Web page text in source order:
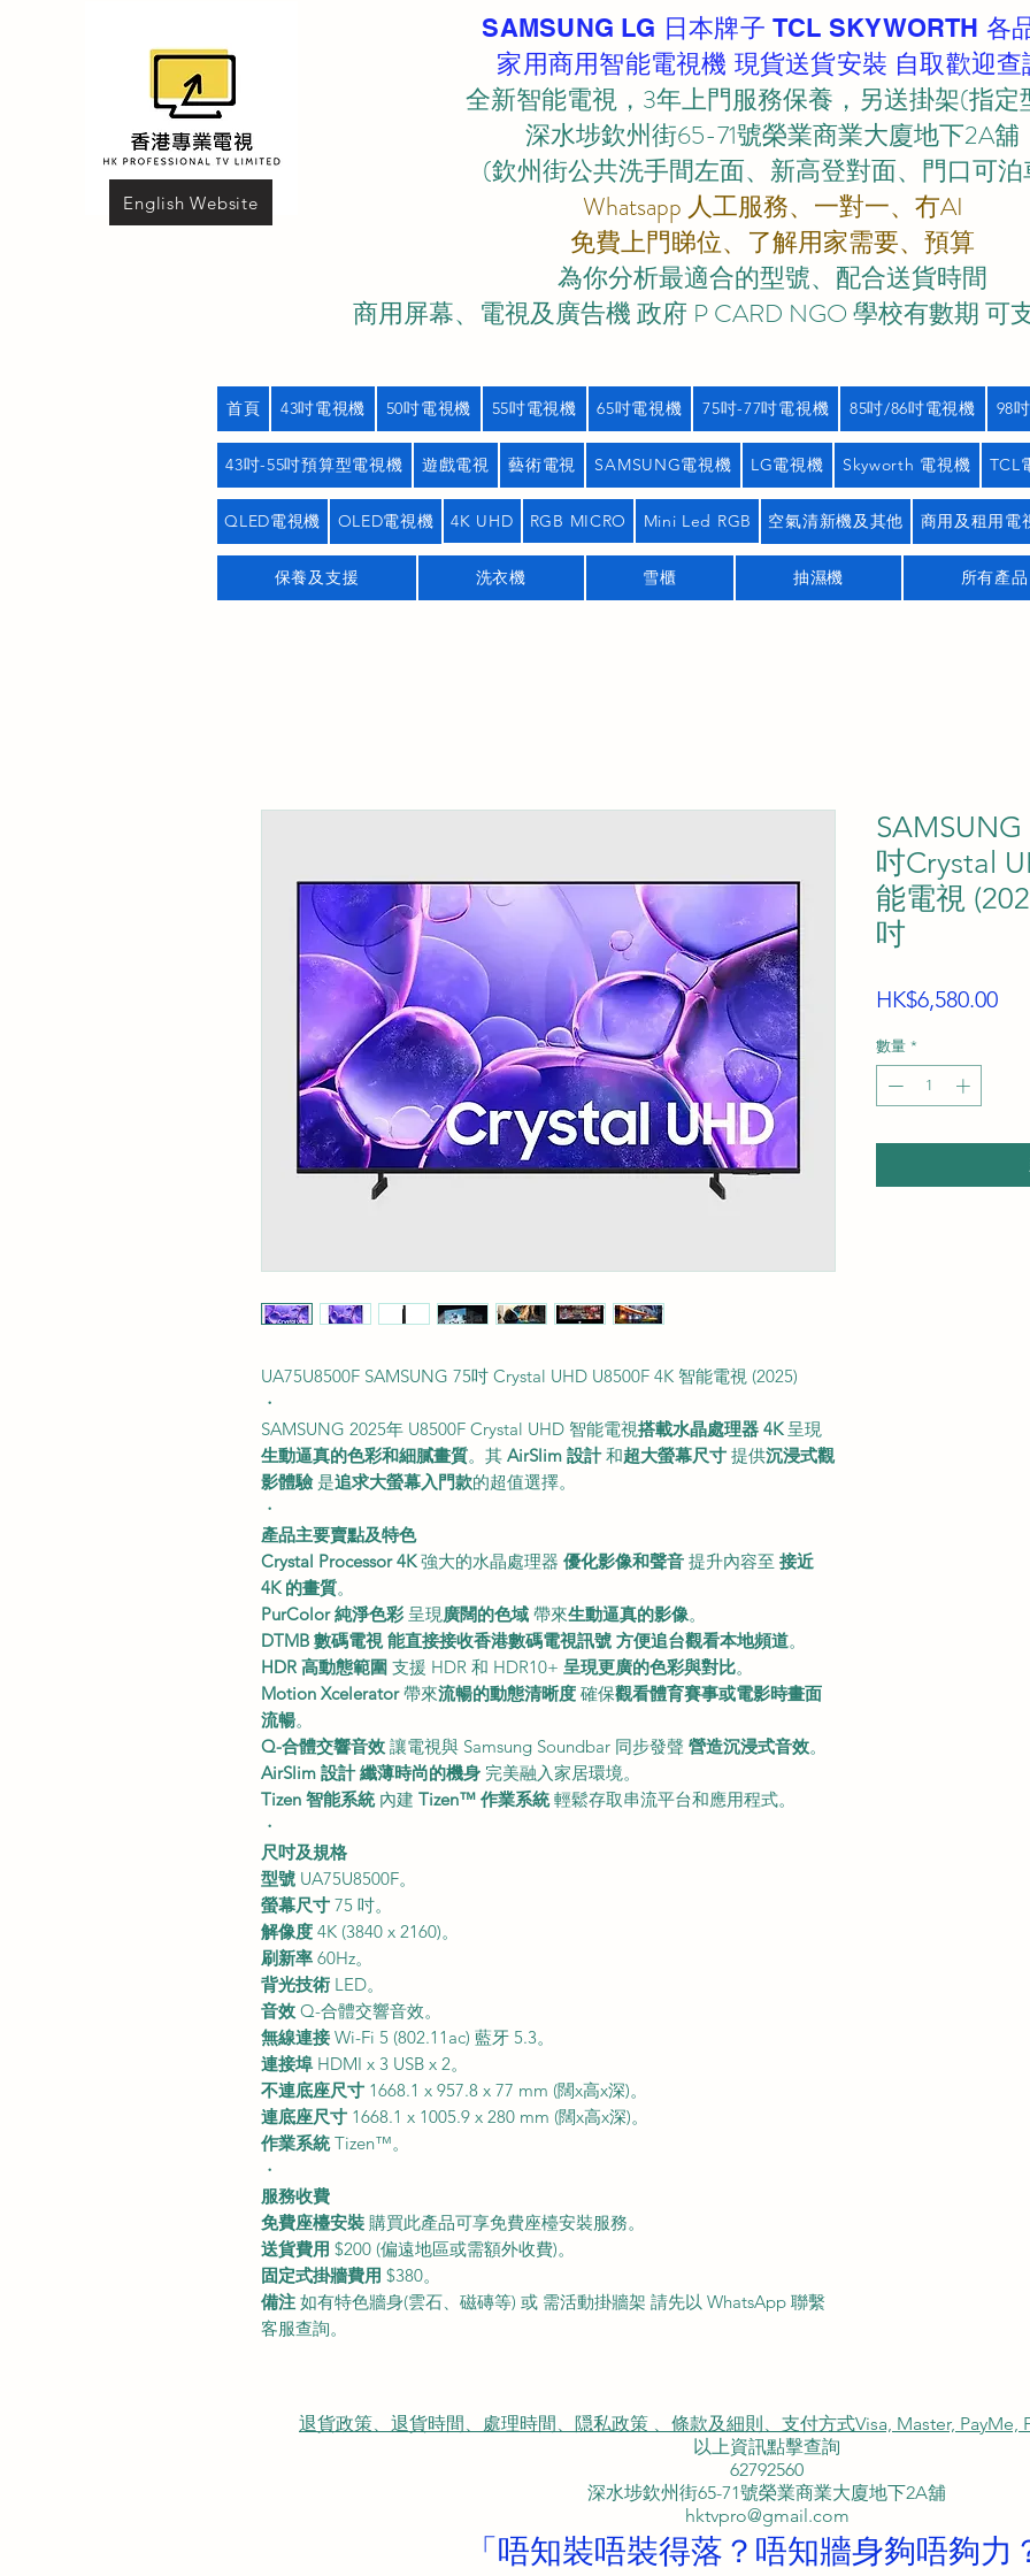
English Website
SAMSUNG LG 日本牌子 TCL SKYWORTH 各
家用商用智能電視機 現貨送貨安裝 自取歡迎查
全新智能電視，3年上門服務保養，另送掛架(指定
深水埗欽州街65-71號榮業商業大廈地下2A舖
(欽州街公共洗手間左面、新高登對面、門口可泊
Whatsapp 人工服務、一對一、冇AI
免費上門睇位、了解用家需要、預算
為你分析最適合的型號、配合送貨時間
商用屏幕、電視及廣告機 政府 P CARD NGO 學校有數期 可
首頁 43吋電視機 50吋電視機 55吋電視機 65吋電視機 75吋-77吋電視機 85吋/86吋電視機 98
43吋-55吋預算型電視機 遊戲電視 藝術電視 SAMSUNG電視機 LG電視機 Skyworth 電視機 TCL
QLED電視機 OLED電視機 4K UHD RGB MICRO Mini Led RGB 空氣清新機及其他 商用及租用電
保養及支援 洗衣機 雪櫃 抽濕機 所有產品
UA75U8500F SAMSUNG 75吋 Crystal UHD U8500F 4K 智能電視 (2025)
・
SAMSUNG 2025年 U8500F Crystal UHD 智能電視搭載水晶處理器 4K呈現
生動逼真的色彩和細膩畫質。其 AirSlim 設計和超大螢幕尺寸 提供沉浸式觀
影體驗是追求大螢幕入門款的超值選擇。
・
產品主要賣點及特色
Crystal Processor 4K強大的水晶處理器 優化影像和聲音 提升內容至 接近
4K 的畫質。
PurColor 純淨色彩 呈現廣闊的色域 帶來生動逼真的影像。
DTMB 數碼電視 能直接接收香港數碼電視訊號 方便追台觀看本地頻道。
HDR 高動態範圍 支援 HDR 和 HDR10+ 呈現更廣的色彩與對比。
Motion Xcelerator帶來流暢的動態清晰度 確保觀看體育賽事或電影時畫面
流暢。
Q-合體交響音效 讓電視與 Samsung Soundbar 同步發聲 營造沉浸式音效。
AirSlim 設計 纖薄時尚的機身 完美融入家居環境。
Tizen 智能系統內建 Tizen™ 作業系統輕鬆存取串流平台和應用程式。
・
尺吋及規格
型號 UA75U8500F。
螢幕尺寸 75 吋。
解像度 4K (3840 x 2160)。
刷新率 60Hz。
背光技術 LED。
音效 Q-合體交響音效。
無線連接Wi-Fi 5 (802.11ac) 藍牙 5.3。
連接埠HDMI x 3 USB x 2。
不連底座尺寸 1668.1 x 957.8 x 77 mm (闊x高x深)。
連底座尺寸 1668.1 x 1005.9 x 280 mm (闊x高x深)。
作業系統Tizen™。
・
服務收費
免費座檯安裝 購買此產品可享免費座檯安裝服務。
送貨費用 $200 (偏遠地區或需額外收費)。
固定式掛牆費用 $380。
備注 如有特色牆身(雲石、磁磚等) 或 需活動掛牆架 請先以 WhatsApp 聯繫
客服查詢。
吋Crystal
能電視
吋
HK$6,580.00價
數量 *
退貨政策、退貨時間、處理時間、隠私政策 、條款及細則、支付方式Visa, Master, PayMe,
以上資訊點擊查詢
62792560
深水埗欽州街65-71號榮業商業大廈地下2A舖
hktvpro@gmail.com
「唔知裝唔裝得落？唔知牆身夠唔夠力